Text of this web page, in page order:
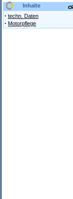
Inhalte
· techn. Daten
· Motorpflege